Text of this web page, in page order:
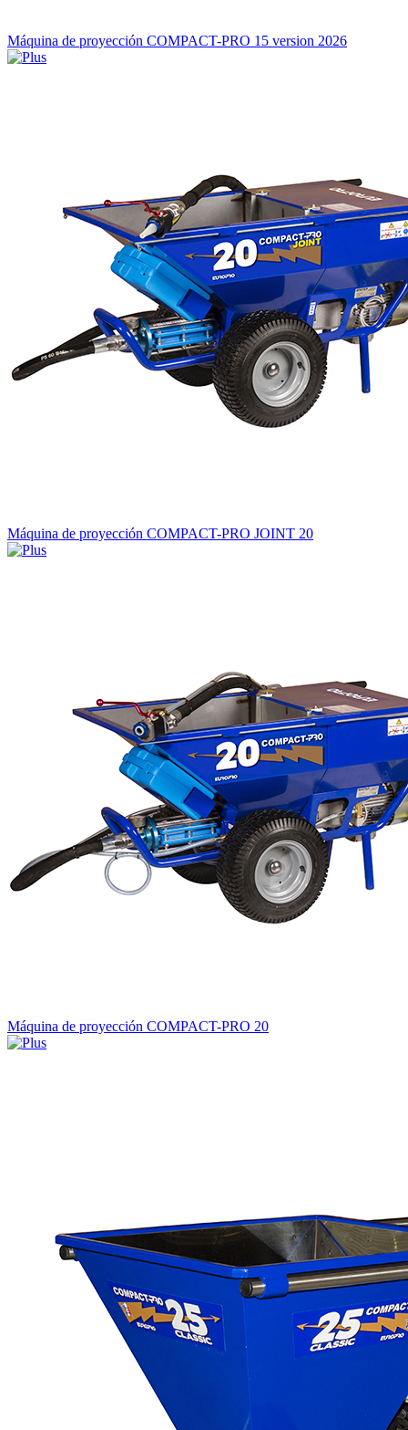
Máquina de proyección COMPACT-PRO 15 version 2026
Máquina de proyección COMPACT-PRO JOINT 20
Máquina de proyección COMPACT-PRO 20